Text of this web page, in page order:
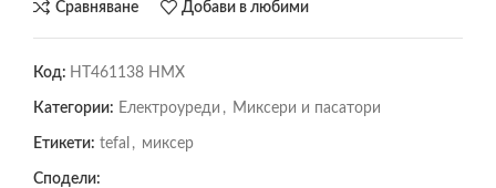
Сравняване Добави в любими
Код: HT461138 HMX
Категории: Електроуреди , Миксери и пасатори
Етикети: tefal , миксер
Сподели: